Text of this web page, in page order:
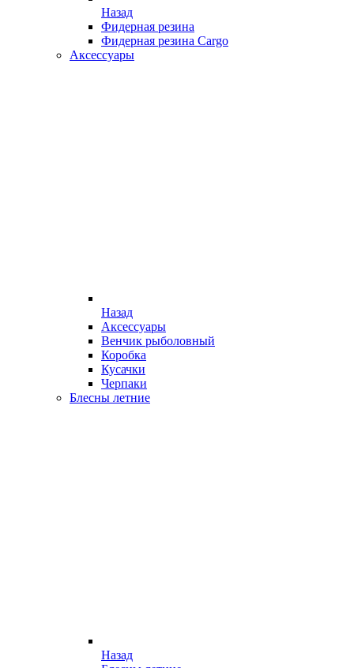
Назад
Фидерная резина
Фидерная резина Cargo
Аксессуары
Назад
Аксессуары
Венчик рыболовный
Коробка
Кусачки
Черпаки
Блесны летние
Назад